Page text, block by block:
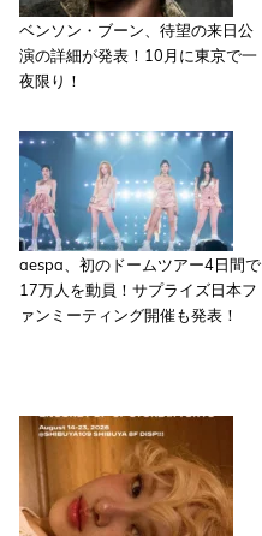
ベンソン・ブーン、待望の来日公
演の詳細が発表！10月に東京で一
夜限り！
aespa、初のドームツアー4日間で
17万人を動員！サプライズ日本フ
ァンミーティング開催も発表！